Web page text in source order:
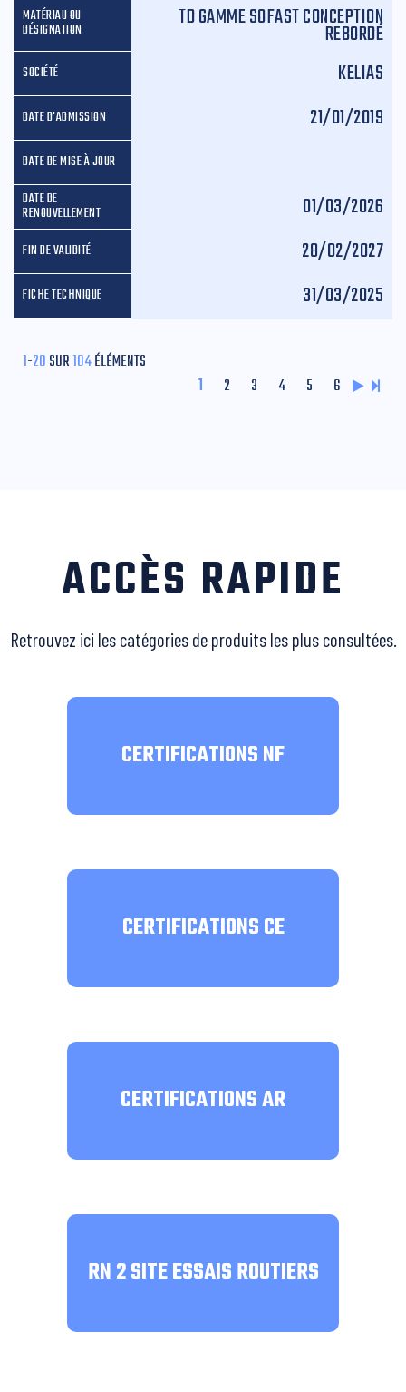
TD GAMME SOFAST CONCEPTION
REBORDÉ
KELIAS
21/01/2019
01/03/2026
28/02/2027
31/03/2025
1-20SUR104ÉLÉMENTS
1 2 3 4 5 6
ACCÈS RAPIDE
Retrouvez ici les catégories de produits les plus consultées.
CERTIFICATIONS NF
CERTIFICATIONS CE
CERTIFICATIONS AR
RN 2 SITE ESSAIS ROUTIERS